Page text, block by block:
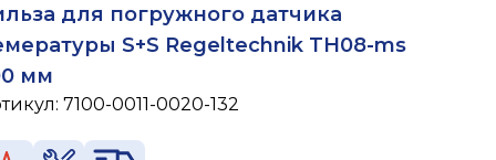
для погружного датчика
S+S Regeltechnik TH08-ms
мм
7100-0011-0020-132